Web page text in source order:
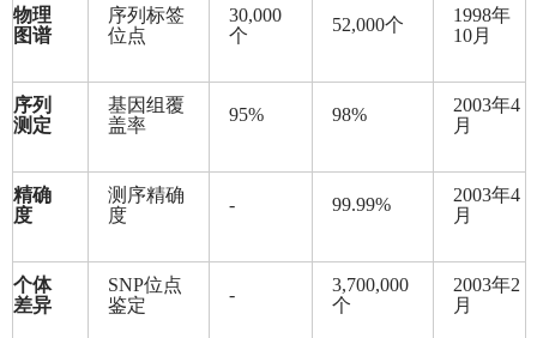
物理
图谱
序列标签
位点
30,000
个
52,000个 1998年
10月
序列
测定
基因组覆
盖率
95% 98% 2003年4
月
精确
度
测序精确
度
- 99.99% 2003年4
月
个体
差异
SNP位点
鉴定
-
3,700,000
个
2003年2
月